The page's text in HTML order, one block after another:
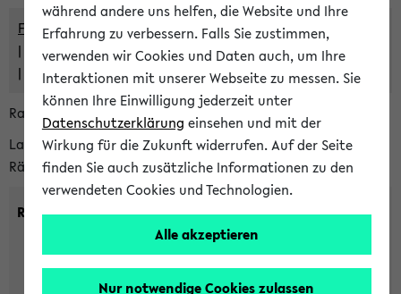
Freie Räume und Veranstaltungsüberschneidungen
Raumüberschneidungen
Hinweise der zentralen Raumvergabe
Raumanfragen:
raumvergabe@uni-bielefeld.de
Lassen Sie sich alle Räume anzeigen oder suchen Sie nach
Räumen mit bestimmten Eigenschaften:
Raumkriterien:
während andere uns helfen, die Website und Ihre
Erfahrung zu verbessern. Falls Sie zustimmen,
verwenden wir Cookies und Daten auch, um Ihre
Interaktionen mit unserer Webseite zu messen. Sie
können Ihre Einwilligung jederzeit unter
Datenschutzerklärung einsehen und mit der
Wirkung für die Zukunft widerrufen. Auf der Seite
finden Sie auch zusätzliche Informationen zu den
verwendeten Cookies und Technologien.
Alle akzeptieren
Nur notwendige Cookies zulassen